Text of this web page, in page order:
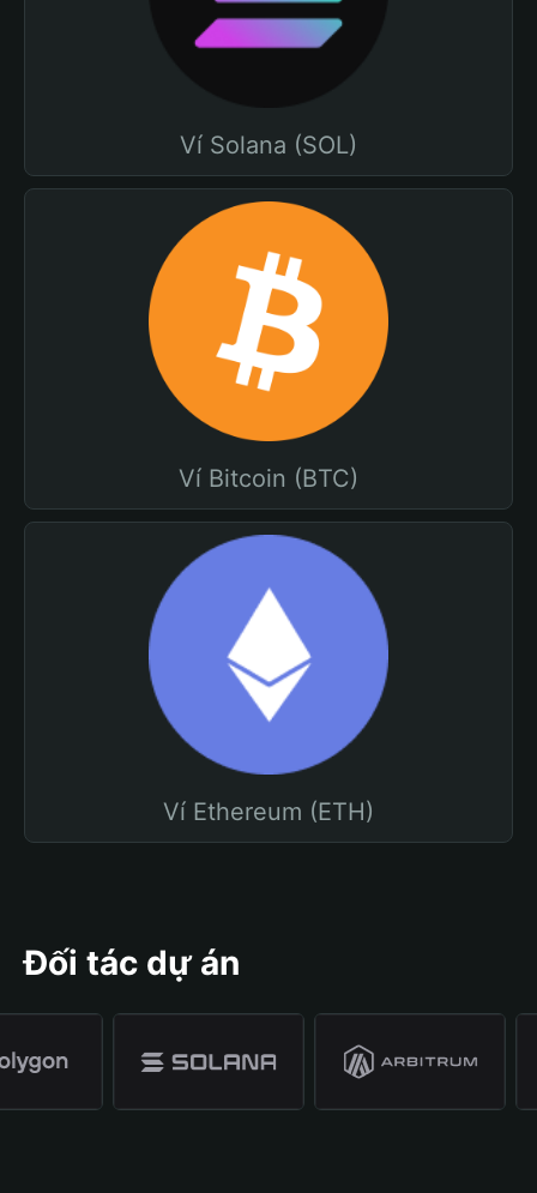
Ví Solana (SOL)
Ví Bitcoin (BTC)
Ví Ethereum (ETH)
Đối tác dự án